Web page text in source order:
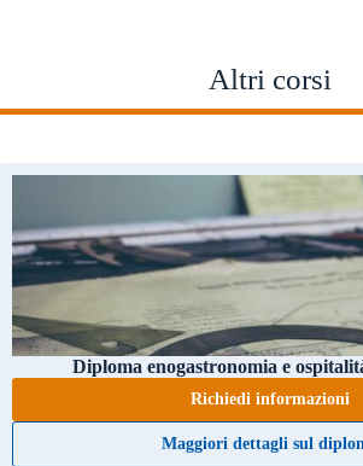
Altri corsi
Diploma enogastronomia e
Richiedi informazioni
Maggiori dettagli sul